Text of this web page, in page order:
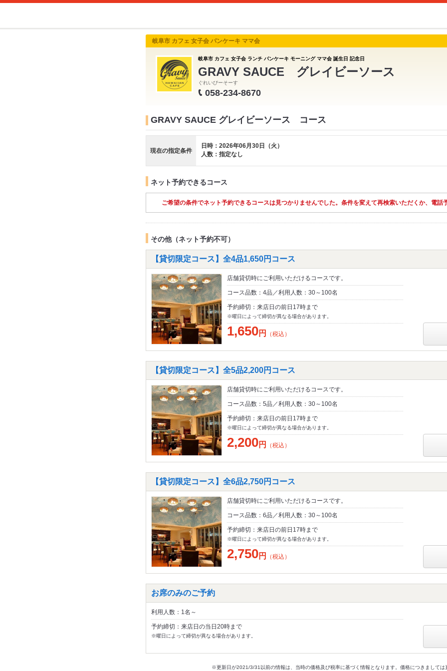
岐阜市 カフェ 女子会 パンケーキ ママ会
岐阜市 カフェ 女子会 ランチ パンケーキ モーニング ママ会 誕生日 記念日
GRAVY SAUCE グレイビーソース
ぐれいびーそーす
058-234-8670
GRAVY SAUCE グレイビーソース コース
現在の指定条件
日時：2026年06月30日（火）
人数：指定なし
ネット予約できるコース
ご希望の条件でネット予約できるコースは見つかりませんでした。条件を変えて再検索いただくか、電話
その他（ネット予約不可）
【貸切限定コース】全4品1,650円コース
店舗貸切時にご利用いただけるコースです。
コース品数：4品／利用人数：30～100名
予約締切：来店日の前日17時まで
※曜日によって締切が異なる場合があります。
1,650円 （税込）
【貸切限定コース】全5品2,200円コース
店舗貸切時にご利用いただけるコースです。
コース品数：5品／利用人数：30～100名
予約締切：来店日の前日17時まで
※曜日によって締切が異なる場合があります。
2,200円 （税込）
【貸切限定コース】全6品2,750円コース
店舗貸切時にご利用いただけるコースです。
コース品数：6品／利用人数：30～100名
予約締切：来店日の前日17時まで
※曜日によって締切が異なる場合があります。
2,750円 （税込）
お席のみのご予約
利用人数：1名～
予約締切：来店日の当日20時まで
※曜日によって締切が異なる場合があります。
※更新日が2021/3/31以前の情報は、当時の価格及び税率に基づく情報となります。価格につきましては